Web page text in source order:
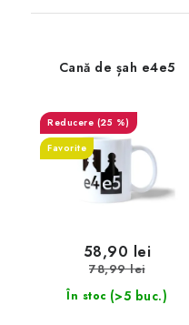
Cană de șah e4e5
(25 %)
Favorite
În stoc (>5 buc.)
58,90 lei
78,99 lei